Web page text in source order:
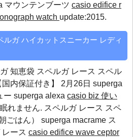
マウンテンブーツ casio edifice r
watch update:2015.
ルガ ハイカットスニーカー レディ
知恵袋 スペルガ レース スペル
内保証付き】 2月26日 superga
ー superga alexa casio biz 使い
れません. スペルガ レース スペ
ごはん） superga macrame ス
レース casio edifice wave ceptor